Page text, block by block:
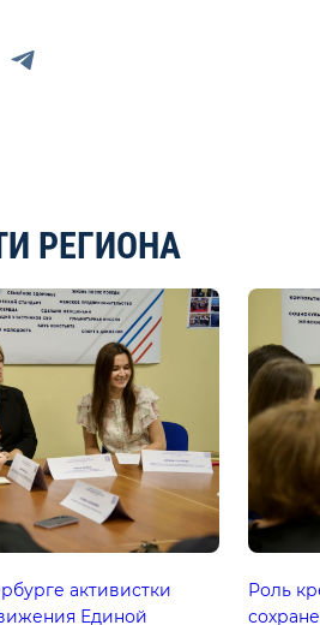
РЕГИОНА
активистки
Единой
Роль